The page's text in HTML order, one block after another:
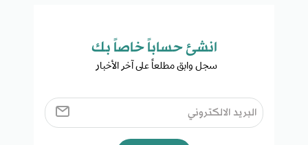
انشئ حساباً خاصاً بك​
سجل وابق مطلعاً على آخر الأخبار ​